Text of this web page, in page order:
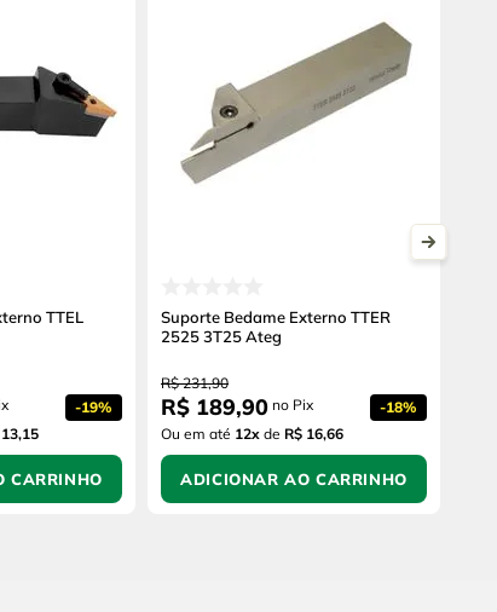
TTEL
-19%
CARRINHO
Suporte Bedame Externo TTER
2525 3T25 Ateg
R$ 231,90
R$ 189,90 no Pix -18%
Ou em até 12x de R$ 16,66
ADICIONAR AO CARRINHO